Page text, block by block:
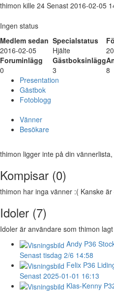
thimon kille 24 Senast 2016-02-05
Ingen status
Medlem sedan Specialstatus
2016-02-05
Hjälte
Foruminlägg
Gästboksinlägg
0
3
8
Presentation
Gästbok
Fotoblogg
Vänner
Besökare
thimon ligger inte på din vännerlista,
Kompisar (0)
thimon har inga vänner :( Kanske
Idoler (7)
Idoler är användare som thimon
Andy P36
Senast tisdag 2/6 14:58
Felix P36
Senast 2025-01-01 16:13
Klas-Kenny